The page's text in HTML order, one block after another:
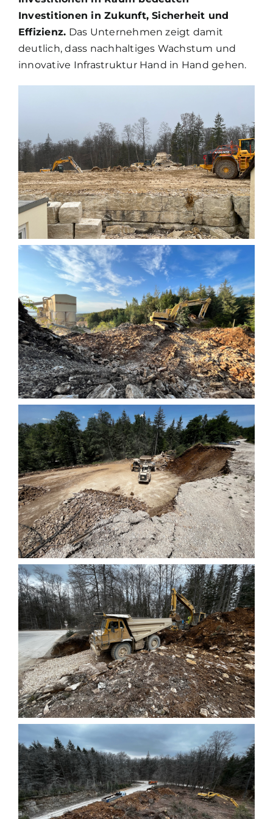
Investitionen in Zukunft, Sicherheit und
Effizienz. Das Unternehmen zeigt damit
deutlich, dass nachhaltiges Wachstum und
innovative Infrastruktur Hand in Hand gehen.